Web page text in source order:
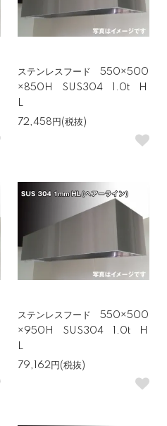
ステンレスフード 550×500
×850H SUS304 1.0t H
L
72,458円(税抜)
ステンレスフード 550×500
×950H SUS304 1.0t H
L
79,162円(税抜)